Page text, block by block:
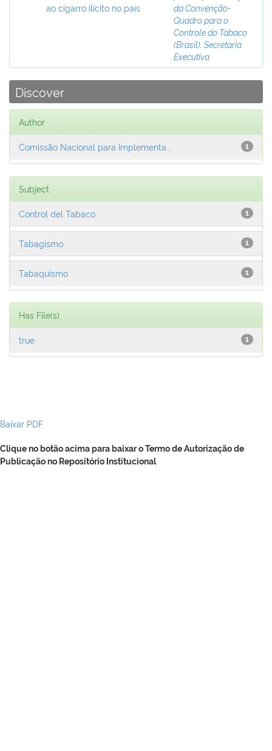
ao cigarro ilícito no país
da Convenção-
Quadro para o
Controle do Tabaco
(Brasil). Secretaria
Executiva
Discover
Author
1
Comissão Nacional para Implementa...
Subject
1
Control del Tabaco
1
Tabagismo
1
Tabaquismo
Has File(s)
1
true
Baixar PDF
Clique no botão acima para baixar o Termo de Autorização de
Publicação no Repositório Institucional